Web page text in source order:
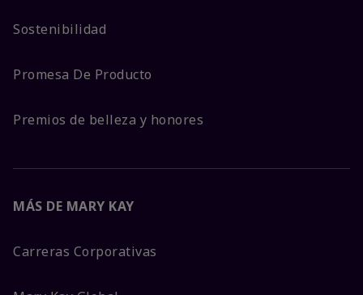
Sostenibilidad
Promesa De Producto
Premios de belleza y honores
MÁS DE MARY KAY
Carreras Corporativas